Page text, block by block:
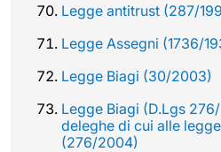
Legge antitrust (287/
Legge Assegni (1736/
Legge Biagi (30/2003)
Legge Biagi (D.Lgs
deleghe di cui alle
(276/2004)